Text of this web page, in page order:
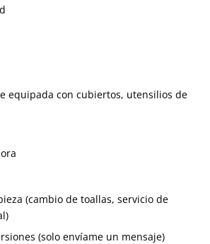
equipada con cubiertos, utensilios de
(cambio de toallas, servicio de
(solo envíame un mensaje)